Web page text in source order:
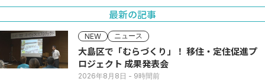
最新の記事
NEW ニュース
大島区で「むらづくり」！ 移住・定住促進プ
ロジェクト 成果発表会
2026年8月8日 - 9時間前